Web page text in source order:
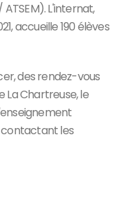
L'internat,
accueille 190 élèves
des rendez-vous
La Chartreuse, le
contactant les